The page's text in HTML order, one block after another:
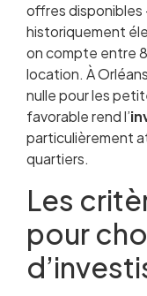
offres
historiquement
on compte entre
location. À
nulle pour les
favorable rend l’
particulièrement
quartiers.
Les
pour